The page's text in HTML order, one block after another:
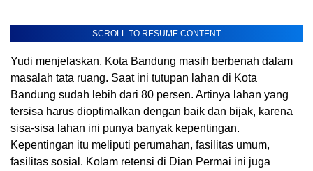
SCROLL TO RESUME CONTENT
Yudi menjelaskan, Kota Bandung masih berbenah dalam
masalah tata ruang. Saat ini tutupan lahan di Kota
Bandung sudah lebih dari 80 persen. Artinya lahan yang
tersisa harus dioptimalkan dengan baik dan bijak, karena
sisa-sisa lahan ini punya banyak kepentingan.
Kepentingan itu meliputi perumahan, fasilitas umum,
fasilitas sosial. Kolam retensi di Dian Permai ini juga